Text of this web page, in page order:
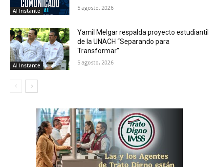
Al Instante 5 agosto, 2026
Al Instante
Yamil Melgar respalda proyecto estudiantil
de la UNACH “Separando para
Transformar”
5 agosto, 2026